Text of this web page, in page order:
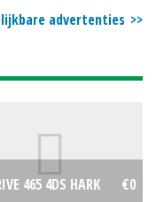
advertenties
465 4DS HARK €0